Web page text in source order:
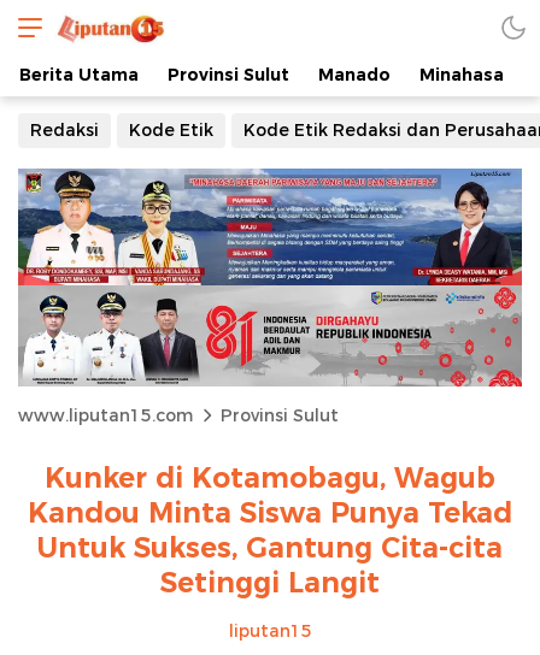
Berita Utama Provinsi Sulut Manado Minahasa
Redaksi Kode Etik Kode Etik Redaksi dan
www.liputan15.com Provinsi Sulut
Kunker di Kotamobagu, Wagub
Kandou Minta Siswa Punya Tekad
Untuk Sukses, Gantung Cita-cita
Setinggi Langit
liputan15